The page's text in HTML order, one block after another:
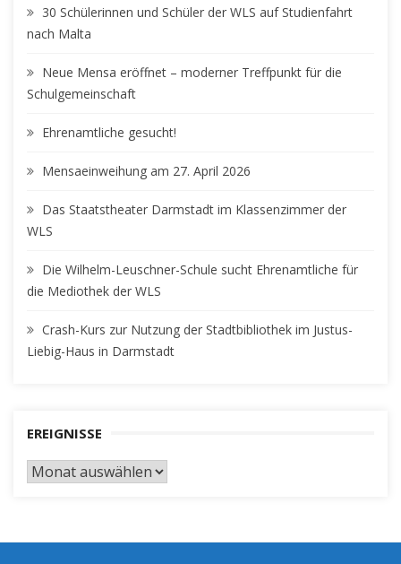
30 Schülerinnen und Schüler der WLS auf Studienfahrt
nach Malta
Neue Mensa eröffnet – moderner Treffpunkt für die
Schulgemeinschaft
Ehrenamtliche gesucht!
Mensaeinweihung am 27. April 2026
Das Staatstheater Darmstadt im Klassenzimmer der
WLS
Die Wilhelm-Leuschner-Schule sucht Ehrenamtliche für
die Mediothek der WLS
Crash-Kurs zur Nutzung der Stadtbibliothek im Justus-
Liebig-Haus in Darmstadt
EREIGNISSE
EREIGNISSE